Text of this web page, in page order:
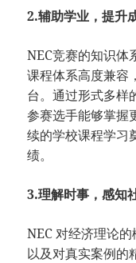
2.辅助学业，提升
NEC竞赛的知识
课程体系高度兼容
台。通过形式多样
参赛选手能够掌握
续的学校课程学习
绩。
3.理解时事，感知
NEC 对经济理论
以及对真实案例的